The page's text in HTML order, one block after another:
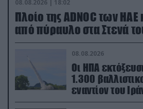
08.08.2026 | 18:02
Πλοίο της ADNOC των
από πύραυλο στα Στενά
08.08.2026
Οι ΗΠΑ
1.300
εναντίον του
διάρκεια του